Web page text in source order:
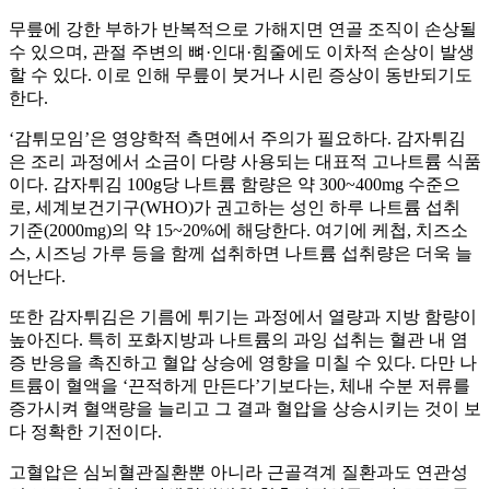
무릎에 강한 부하가 반복적으로 가해지면 연골 조직이 손상될
수 있으며, 관절 주변의 뼈·인대·힘줄에도 이차적 손상이 발생
할 수 있다. 이로 인해 무릎이 붓거나 시린 증상이 동반되기도
한다.
‘감튀모임’은 영양학적 측면에서 주의가 필요하다. 감자튀김
은 조리 과정에서 소금이 다량 사용되는 대표적 고나트륨 식품
이다. 감자튀김 100g당 나트륨 함량은 약 300~400mg 수준으
로, 세계보건기구(WHO)가 권고하는 성인 하루 나트륨 섭취
기준(2000mg)의 약 15~20%에 해당한다. 여기에 케첩, 치즈소
스, 시즈닝 가루 등을 함께 섭취하면 나트륨 섭취량은 더욱 늘
어난다.
또한 감자튀김은 기름에 튀기는 과정에서 열량과 지방 함량이
높아진다. 특히 포화지방과 나트륨의 과잉 섭취는 혈관 내 염
증 반응을 촉진하고 혈압 상승에 영향을 미칠 수 있다. 다만 나
트륨이 혈액을 ‘끈적하게 만든다’기보다는, 체내 수분 저류를
증가시켜 혈액량을 늘리고 그 결과 혈압을 상승시키는 것이 보
다 정확한 기전이다.
고혈압은 심뇌혈관질환뿐 아니라 근골격계 질환과도 연관성